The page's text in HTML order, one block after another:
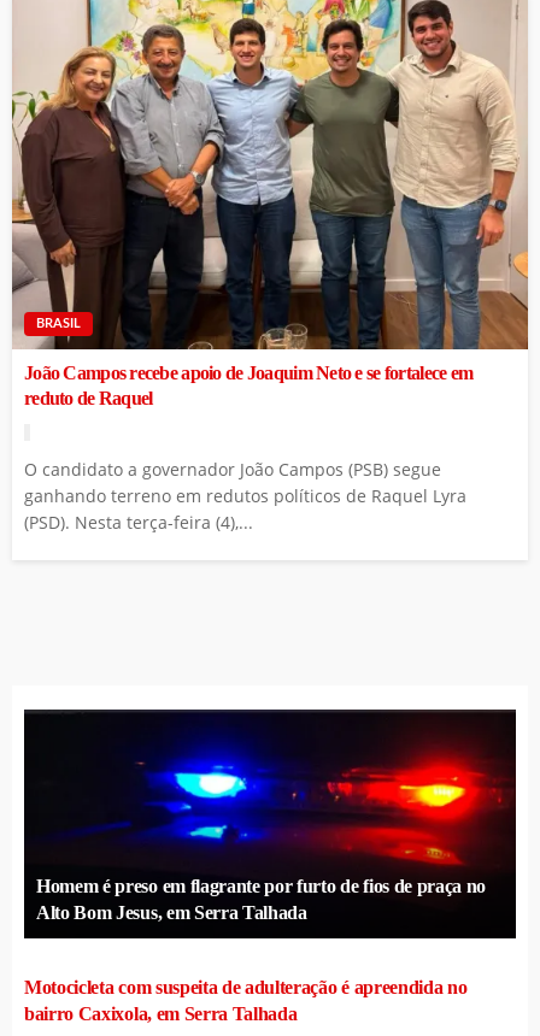
BRASIL
João Campos recebe apoio de Joaquim Neto e se fortalece em
reduto de Raquel
O candidato a governador João Campos (PSB) segue
ganhando terreno em redutos políticos de Raquel Lyra
(PSD). Nesta terça-feira (4),...
Homem é preso em flagrante por furto de fios de praça no
Alto Bom Jesus, em Serra Talhada
Motocicleta com suspeita de adulteração é apreendida no
bairro Caxixola, em Serra Talhada